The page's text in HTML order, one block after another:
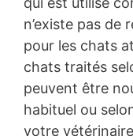
n’existe pas de
pour les chats
chats traités
peuvent être
habituel ou
votre